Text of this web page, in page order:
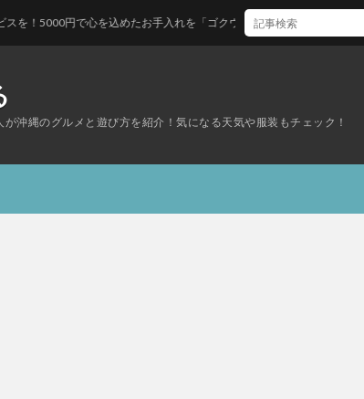
沖縄のグルメと遊び方を紹介！気になる天気や服装もチェック！
込めたお手入れを「ゴクウ」へ